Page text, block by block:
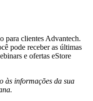
para clientes Advantech.
pode receber as últimas
e ofertas eStore
às informações da sua